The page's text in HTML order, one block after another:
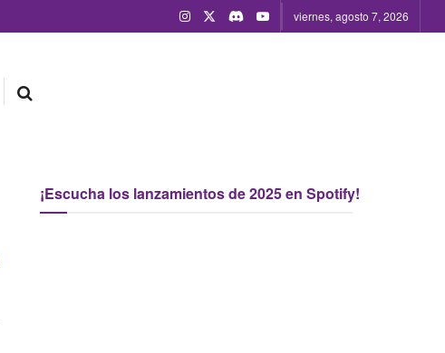
viernes, agosto 7, 2026
¡Escucha los lanzamientos de 2025 en Spotify!